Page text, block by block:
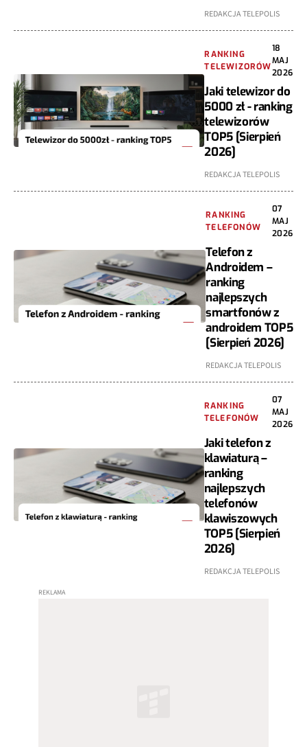
REDAKCJA TELEPOLIS
RANKING
TELEWIZORÓW
18
MAJ
2026
Jaki telewizor do
5000 zł - ranking
telewizorów
TOP5 [Sierpień
2026]
REDAKCJA TELEPOLIS
RANKING
TELEFONÓW
07
MAJ
2026
Telefon z
Androidem –
ranking
najlepszych
smartfonów z
androidem TOP5
[Sierpień 2026]
REDAKCJA TELEPOLIS
RANKING
TELEFONÓW
07
MAJ
2026
Jaki telefon z
klawiaturą –
ranking
najlepszych
telefonów
klawiszowych
TOP5 [Sierpień
2026]
REDAKCJA TELEPOLIS